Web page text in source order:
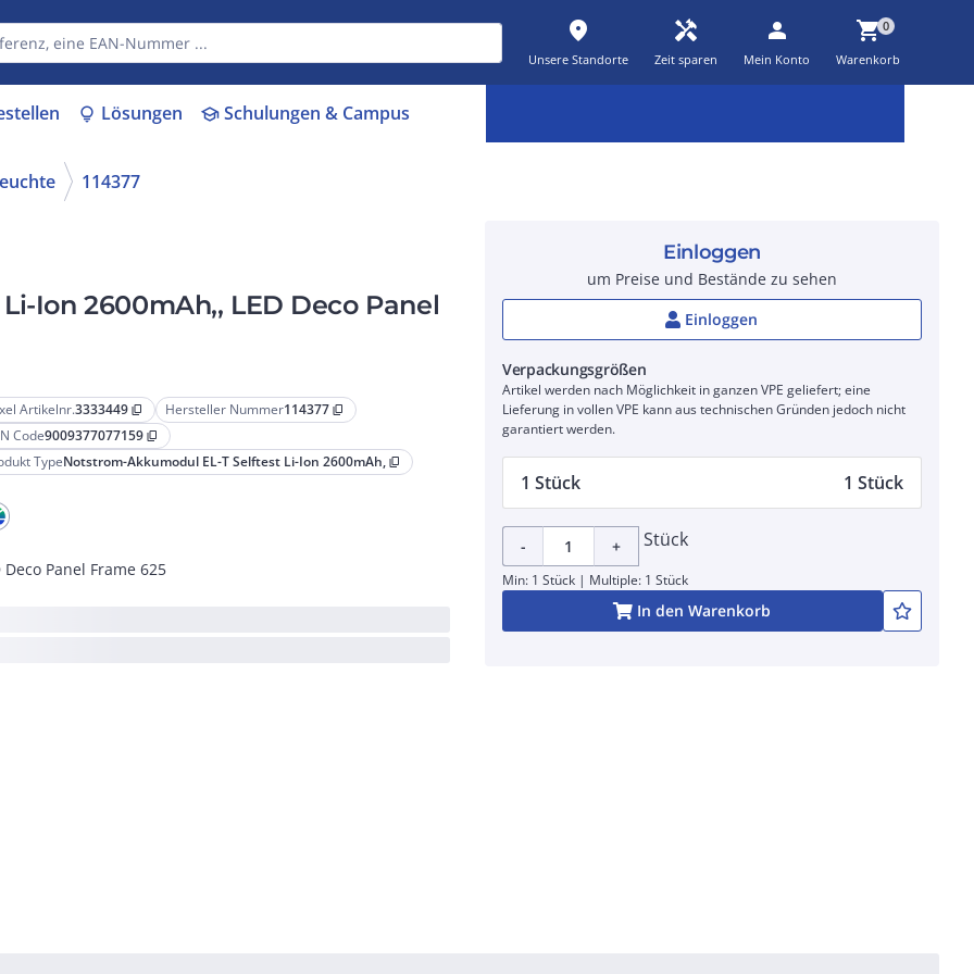
place
Unsere Standorte
handyman
Zeit sparen
person
Mein Konto
shopping_cart0
Warenkorb
lightbulb Lösungen schoolSchulungen & Campus
114377
Ion 2600mAh,, LED Deco Panel
Artikelnr.3333449 content_copy Hersteller Nummer114377 content_copy
Code9009377077159 content_copy
TypeNotstrom-Akkumodul EL-T Selftest Li-Ion 2600mAh, content_copy
Deco Panel Frame 625
Einloggen
um Preise und Bestände zu sehen
Einloggen
Verpackungsgrößen
Artikel werden nach Möglichkeit in ganzen VPE geliefert; eine
Lieferung in vollen VPE kann aus technischen Gründen jedoch nicht
garantiert werden.
1 Stück 1 Stück
- + Stück
Min: 1 Stück | Multiple: 1 Stück
In den Warenkorb